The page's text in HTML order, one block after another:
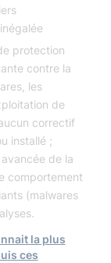
protection
contre la
les
de
correctif
installé ;
avancée de la
comportement
(malwares
la plus
ces